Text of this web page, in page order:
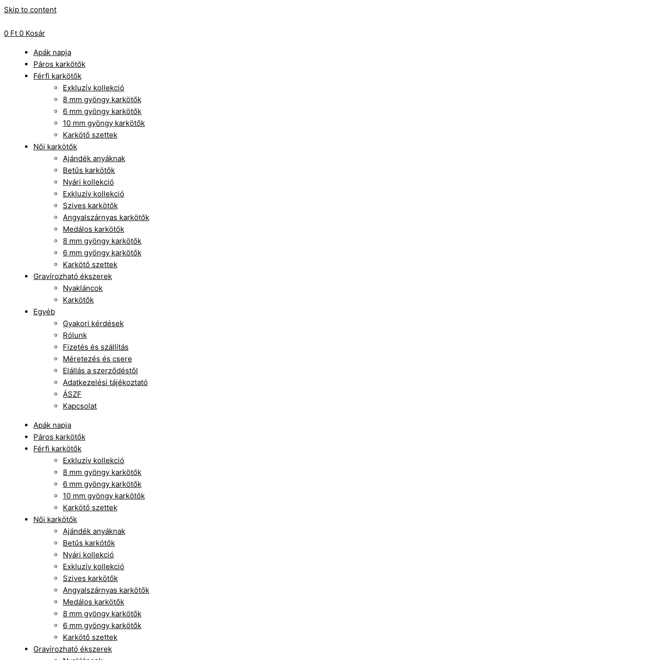
Skip to content
0 Ft 0 Kosár
Apák napja
Páros karkötők
Férfi karkötők
Exkluzív kollekció
8 mm gyöngy karkötők
6 mm gyöngy karkötők
10 mm gyöngy karkötők
Karkötő szettek
Női karkötők
Ajándék anyáknak
Betűs karkötők
Nyári kollekció
Exkluzív kollekció
Szives karkötők
Angyalszárnyas karkötők
Medálos karkötők
8 mm gyöngy karkötők
6 mm gyöngy karkötők
Karkötő szettek
Gravírozható ékszerek
Nyakláncok
Karkötők
Egyéb
Gyakori kérdések
Rólunk
Fizetés és szállítás
Méretezés és csere
Elállás a szerződéstől
Adatkezelési tájékoztató
ÁSZF
Kapcsolat
Apák napja
Páros karkötők
Férfi karkötők
Exkluzív kollekció
8 mm gyöngy karkötők
6 mm gyöngy karkötők
10 mm gyöngy karkötők
Karkötő szettek
Női karkötők
Ajándék anyáknak
Betűs karkötők
Nyári kollekció
Exkluzív kollekció
Szives karkötők
Angyalszárnyas karkötők
Medálos karkötők
8 mm gyöngy karkötők
6 mm gyöngy karkötők
Karkötő szettek
Gravírozható ékszerek